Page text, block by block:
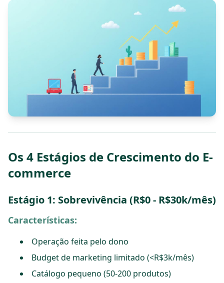
Os 4 Estágios de Crescimento do E-
commerce
Estágio 1: Sobrevivência (R$0 - R$30k/mês)
Características:
Operação feita pelo dono
Budget de marketing limitado (<R$3k/mês)
Catálogo pequeno (50-200 produtos)